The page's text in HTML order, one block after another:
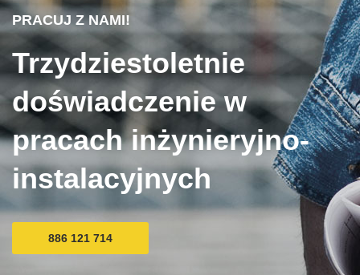
PRACUJ Z NAMI!
Trzydziestoletnie
doświadczenie w
pracach inżynieryjno-
instalacyjnych
886 121 714